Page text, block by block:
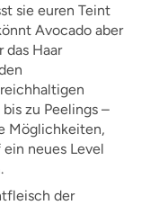
sie euren Teint
Avocado aber
das Haar
zu Peelings –
Möglichkeiten,
neues Level
der